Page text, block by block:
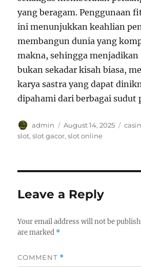
yang beragam. Penggunaan
ini menunjukkan keahlian
membangun dunia yang
makna, sehingga menjadikan
bukan sekadar kisah biasa,
karya sastra yang dapat
dipahami dari berbagai sudut
Author
admin
Posted
on
August 14, 2025 Tags
slot,slot gacor,slot online
Leave a Reply
Your email address will not be
are marked *
COMMENT *